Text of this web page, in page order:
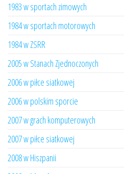
1983 w sportach zimowych
1984 w sportach motorowych
1984 w ZSRR
2005 w Stanach Zjednoczonych
2006 w piłce siatkowej
2006 w polskim sporcie
2007 w grach komputerowych
2007 w piłce siatkowej
2008 w Hiszpanii